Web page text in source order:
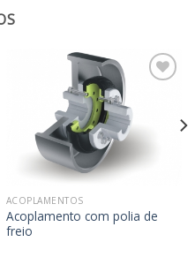
desejos
ACOPLAMENTOS
Acoplamento com polia de
freio